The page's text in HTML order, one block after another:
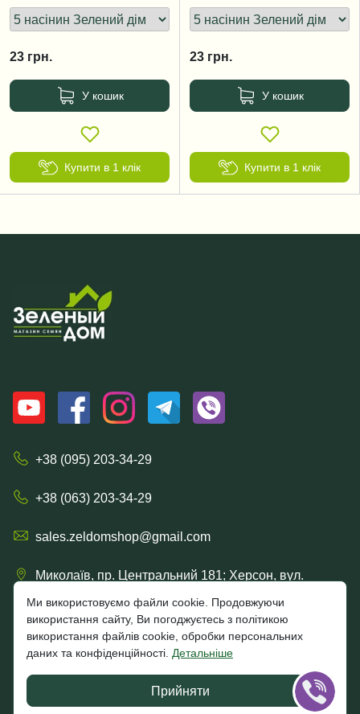
23 грн.
У кошик
Купити в 1 клік
23 грн.
У кошик
Купити в 1 клік
+38 (095) 203-34-29
+38 (063) 203-34-29
sales.zeldomshop@gmail.com
Миколаїв, пр. Центральний 181; Херсон, вул.
4.7★★★★★
★★★★★
Google
Ми використовуємо файли cookie. Продовжуючи
використання сайту, Ви погоджуєтесь з політикою
використання файлів cookie, обробки персональних
даних та конфіденційності. Детальніше
Прийняти